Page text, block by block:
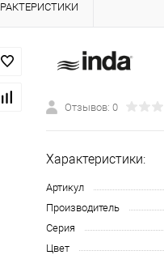
Отзывов: 0
Характеристики:
Артикул
Производитель
Серия
Цвет